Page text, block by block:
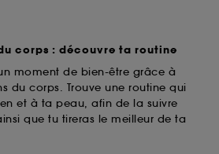
corps : découvre ta routine
moment de bien-être grâce à
du corps. Trouve une routine qui
et à ta peau, afin de la suivre
que tu tireras le meilleur de ta